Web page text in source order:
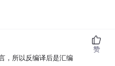
，所以反编译后是汇编
赞